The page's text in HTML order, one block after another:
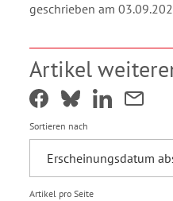
geschrieben am
Artikel
Sortieren nach
Artikel pro Seite